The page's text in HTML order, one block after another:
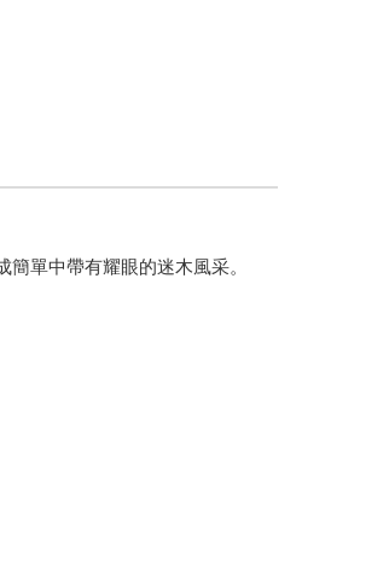
單中帶有耀眼的迷木風采。